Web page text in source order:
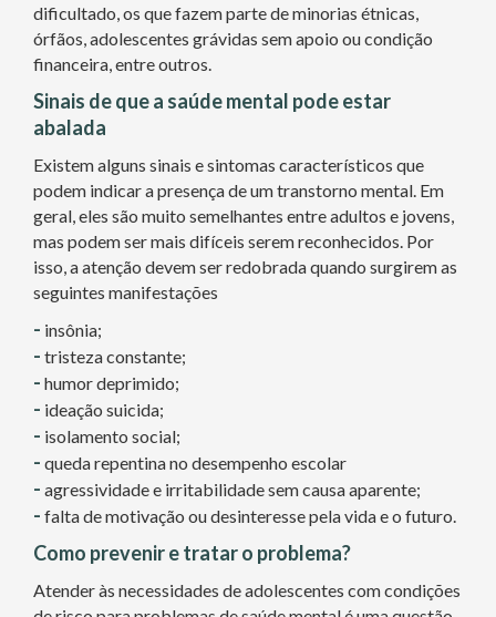
dificultado, os que fazem parte de minorias étnicas,
órfãos, adolescentes grávidas sem apoio ou condição
financeira, entre outros.
Sinais de que a saúde mental pode estar
abalada
Existem alguns sinais e sintomas característicos que
podem indicar a presença de um transtorno mental. Em
geral, eles são muito semelhantes entre adultos e jovens,
mas podem ser mais difíceis serem reconhecidos. Por
isso, a atenção devem ser redobrada quando surgirem as
seguintes manifestações
- insônia;
- tristeza constante;
- humor deprimido;
- ideação suicida;
- isolamento social;
- queda repentina no desempenho escolar
- agressividade e irritabilidade sem causa aparente;
- falta de motivação ou desinteresse pela vida e o futuro.
Como prevenir e tratar o problema?
Atender às necessidades de adolescentes com condições